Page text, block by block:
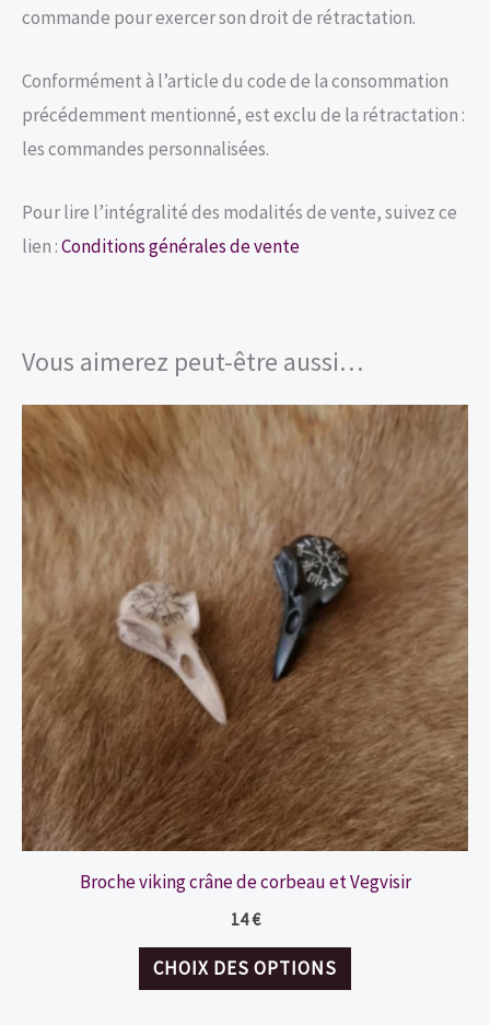
commande pour exercer son droit de rétractation.
Conformément à l’article du code de la consommation
précédemment mentionné, est exclu de la rétractation :
les commandes personnalisées.
Pour lire l’intégralité des modalités de vente, suivez ce
lien :Conditions générales de vente
Vous aimerez peut-être aussi…
Broche viking crâne de corbeau et Vegvisir
14€
CHOIX DES OPTIONS
Ce
produit